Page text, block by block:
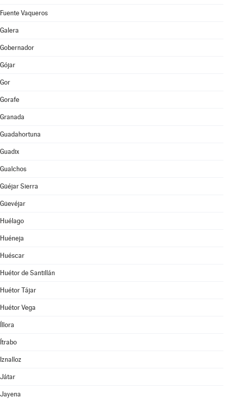
Fuente Vaqueros
Galera
Gobernador
Gójar
Gor
Gorafe
Granada
Guadahortuna
Guadix
Gualchos
Güéjar Sierra
Güevéjar
Huélago
Huéneja
Huéscar
Huétor de Santillán
Huétor Tájar
Huétor Vega
Íllora
Ítrabo
Iznalloz
Játar
Jayena